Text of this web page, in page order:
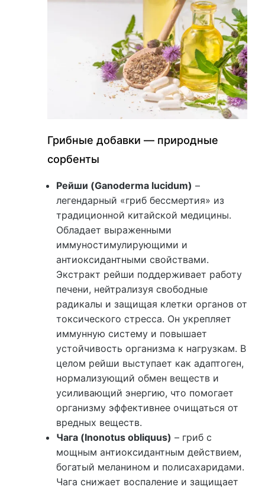
Грибные добавки — природные
сорбенты
Рейши (Ganoderma lucidum) –
легендарный «гриб бессмертия» из
традиционной китайской медицины.
Обладает выраженными
иммуностимулирующими и
антиоксидантными свойствами.
Экстракт рейши поддерживает работу
печени, нейтрализуя свободные
радикалы и защищая клетки органов от
токсического стресса. Он укрепляет
иммунную систему и повышает
устойчивость организма к нагрузкам. В
целом рейши выступает как адаптоген,
нормализующий обмен веществ и
усиливающий энергию, что помогает
организму эффективнее очищаться от
вредных веществ.
Чага (Inonotus obliquus) – гриб с
мощным антиоксидантным действием,
богатый меланином и полисахаридами.
Чага снижает воспаление и защищает